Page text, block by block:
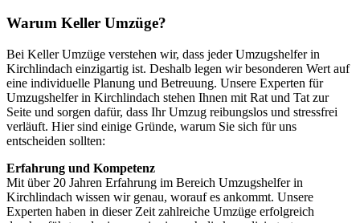
Warum Keller Umzüge?
Bei Keller Umzüge verstehen wir, dass jeder Umzugshelfer in
Kirchlindach einzigartig ist. Deshalb legen wir besonderen Wert auf
eine individuelle Planung und Betreuung. Unsere Experten für
Umzugshelfer in Kirchlindach stehen Ihnen mit Rat und Tat zur
Seite und sorgen dafür, dass Ihr Umzug reibungslos und stressfrei
verläuft. Hier sind einige Gründe, warum Sie sich für uns
entscheiden sollten:
Erfahrung und Kompetenz
Mit über 20 Jahren Erfahrung im Bereich Umzugshelfer in
Kirchlindach wissen wir genau, worauf es ankommt. Unsere
Experten haben in dieser Zeit zahlreiche Umzüge erfolgreich